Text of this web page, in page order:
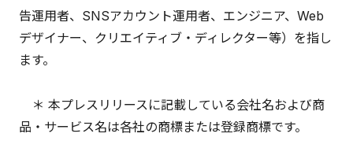
告運用者、SNSアカウント運用者、エンジニア、Web
デザイナー、クリエイティブ・ディレクター等）を指し
ます。
＊ 本プレスリリースに記載している会社名および商
品・サービス名は各社の商標または登録商標です。